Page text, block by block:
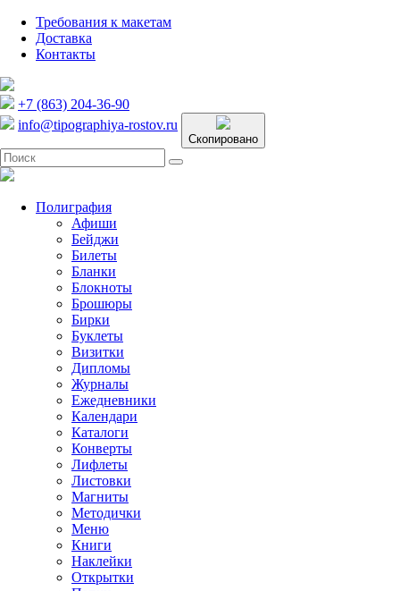
Требования к макетам
Доставка
Контакты
+7 (863) 204-36-90
info@tipographiya-rostov.ru
Скопировано
Полиграфия
Афиши
Бейджи
Билеты
Бланки
Блокноты
Брошюры
Бирки
Буклеты
Визитки
Дипломы
Журналы
Ежедневники
Календари
Каталоги
Конверты
Лифлеты
Листовки
Магниты
Методички
Меню
Книги
Наклейки
Открытки